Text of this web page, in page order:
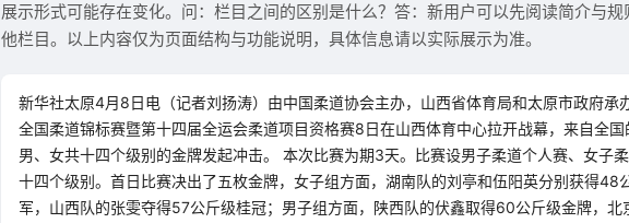
展示形式可能存在变化。问：栏目之间的区别是什么？答：新用户可以先阅读简介与
他栏目。以上内容仅为页面结构与功能说明，具体信息请以实际展示为准。
新华社太原4月8日电（记者刘扬涛）由中国柔道协会主办，山西省体育局和太原市政府承
全国柔道锦标赛暨第十四届全运会柔道项目资格赛8日在山西体育中心拉开战幕，来自全
男、女共十四个级别的金牌发起冲击。 本次比赛为期3天。比赛设男子柔道个人赛、女子柔
十四个级别。首日比赛决出了五枚金牌，女子组方面，湖南队的刘亭和伍阳英分别获得48
军，山西队的张雯夺得57公斤级桂冠；男子组方面，陕西队的伏鑫取得60公斤级金牌，